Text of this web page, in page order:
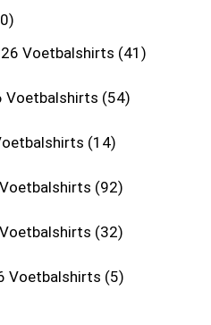
Voetbalshirts 41
Voetbalshirts 54
14
92
32
Voetbalshirts 5